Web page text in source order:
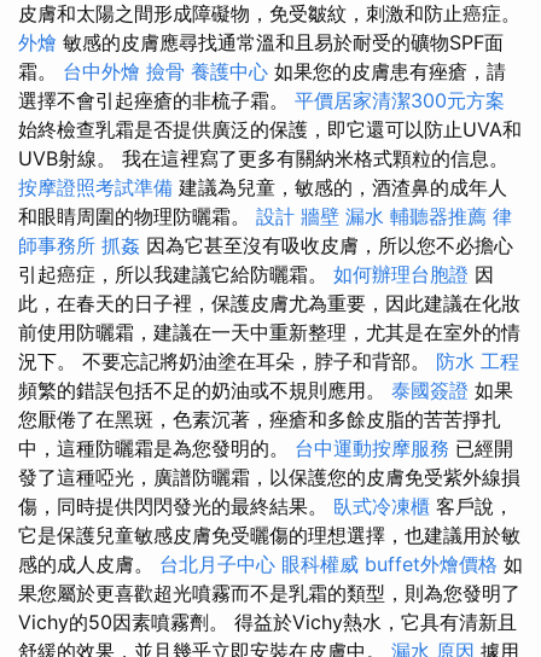
皮膚和太陽之間形成障礙物，免受皺紋，刺激和防止癌症。
外燴 敏感的皮膚應尋找通常溫和且易於耐受的礦物SPF面
霜。 台中外燴 撿骨 養護中心 如果您的皮膚患有痤瘡，請
選擇不會引起痤瘡的非梳子霜。 平價居家清潔300元方案
始終檢查乳霜是否提供廣泛的保護，即它還可以防止UVA和
UVB射線。 我在這裡寫了更多有關納米格式顆粒的信息。
按摩證照考試準備 建議為兒童，敏感的，酒渣鼻的成年人
和眼睛周圍的物理防曬霜。 設計 牆壁 漏水 輔聽器推薦 律
師事務所 抓姦 因為它甚至沒有吸收皮膚，所以您不必擔心
引起癌症，所以我建議它給防曬霜。 如何辦理台胞證 因
此，在春天的日子裡，保護皮膚尤為重要，因此建議在化妝
前使用防曬霜，建議在一天中重新整理，尤其是在室外的情
況下。 不要忘記將奶油塗在耳朵，脖子和背部。 防水 工程
頻繁的錯誤包括不足的奶油或不規則應用。 泰國簽證 如果
您厭倦了在黑斑，色素沉著，痤瘡和多餘皮脂的苦苦掙扎
中，這種防曬霜是為您發明的。 台中運動按摩服務 已經開
發了這種啞光，廣譜防曬霜，以保護您的皮膚免受紫外線損
傷，同時提供閃閃發光的最終結果。 臥式冷凍櫃 客戶說，
它是保護兒童敏感皮膚免受曬傷的理想選擇，也建議用於敏
感的成人皮膚。 台北月子中心 眼科權威 buffet外燴價格 如
果您屬於更喜歡超光噴霧而不是乳霜的類型，則為您發明了
Vichy的50因素噴霧劑。 得益於Vichy熱水，它具有清新且
舒緩的效果，並且幾乎立即安裝在皮膚中。 漏水 原因 據用